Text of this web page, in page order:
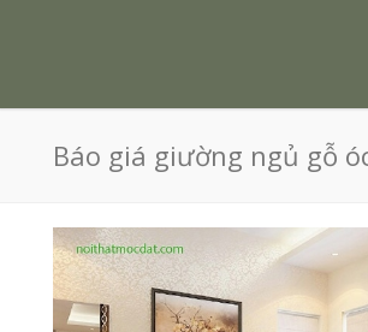
Báo giá giường ngủ gỗ